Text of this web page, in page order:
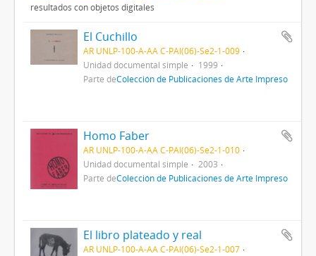
resultados con objetos digitales
El Cuchillo
AR UNLP-100-A-AA C-PAI(06)-Se2-1-009
Unidad documental simple
1999
Parte deColección de Publicaciones de Arte Impreso
Homo Faber
AR UNLP-100-A-AA C-PAI(06)-Se2-1-010
Unidad documental simple
2003
Parte deColección de Publicaciones de Arte Impreso
El libro plateado y real
AR UNLP-100-A-AA C-PAI(06)-Se2-1-007